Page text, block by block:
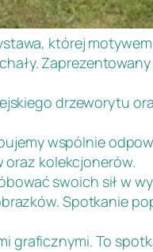
której
drzeworytu
wspólnie
kolekcjonerów.
swoich sił w
Spotkanie
graficznymi. To